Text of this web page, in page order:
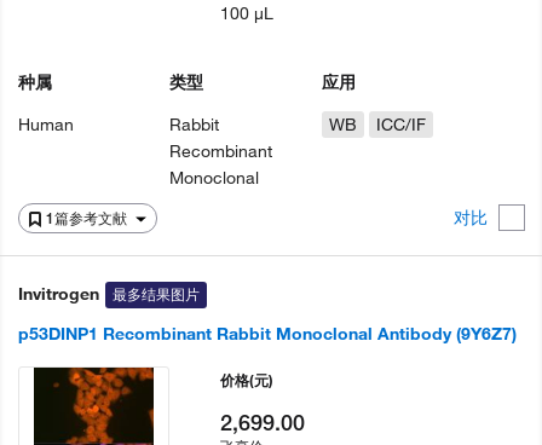
1篇参考文献 对比
种属
Human
类型
Rabbit
Recombinant
Monoclonal
应用
WB
ICC/IF
100 µL
Invitrogen 最多结果图片
p53DINP1 Recombinant Rabbit Monoclonal Antibody (9Y6Z7)
价格(元)
2,699.00